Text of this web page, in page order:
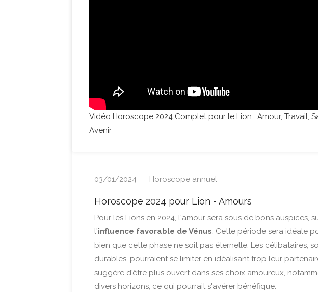
Vidéo Horoscope 2024 Complet pour le Lion : Amour, Travail,
Avenir
03/01/2024 Horoscope annuel
Horoscope 2024 pour Lion - Amours
Pour les Lions en 2024, l'amour sera sous de bons auspices,
l'influence favorable de Vénus. Cette période sera idéale
bien que cette phase ne soit pas éternelle. Les célibataires,
durables, pourraient se limiter en idéalisant trop leur
suggère d'être plus ouvert dans ses choix amoureux,
divers horizons, ce qui pourrait s'avérer bénéfique.